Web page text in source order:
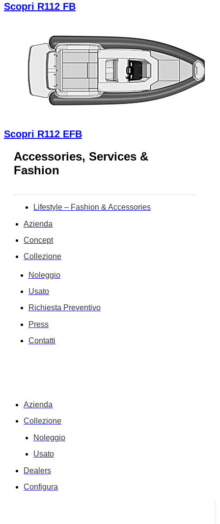
Scopri R112 FB
Scopri R112 EFB
Accessories, Services &
Fashion
Lifestyle – Fashion & Accessories
Azienda
Concept
Collezione
Noleggio
Usato
Richiesta Preventivo
Press
Contatti
Azienda
Collezione
Noleggio
Usato
Dealers
Configura